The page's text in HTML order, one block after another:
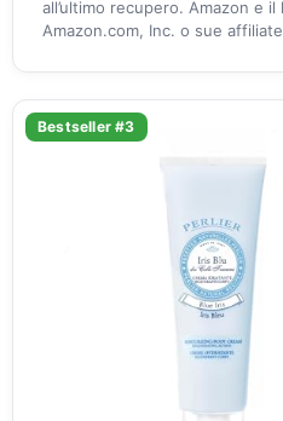
all’ultimo recupero. Amazon e
Amazon.com, Inc. o sue
Bestseller #3